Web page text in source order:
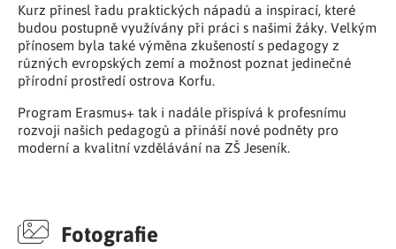
Kurz přinesl řadu praktických nápadů a inspirací, které
budou postupně využívány při práci s našimi žáky. Velkým
přínosem byla také výměna zkušeností s pedagogy z
různých evropských zemí a možnost poznat jedinečné
přírodní prostředí ostrova Korfu.
Program Erasmus+ tak i nadále přispívá k profesnímu
rozvoji našich pedagogů a přináší nové podněty pro
moderní a kvalitní vzdělávání na ZŠ Jeseník.
Fotografie